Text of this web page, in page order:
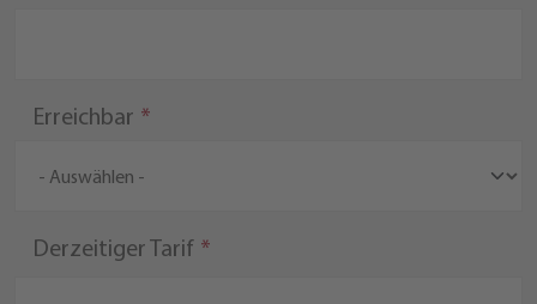
Erreichbar
Derzeitiger Tarif